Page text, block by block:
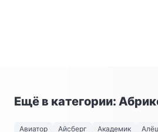
Ещё в категории:
Авиатор Айсберг Академик